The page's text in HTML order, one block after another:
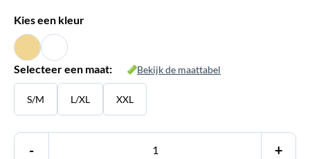
Kies een kleur
Selecteer een maat: Bekijk de maattabel
S/M L/XL XXL
- +